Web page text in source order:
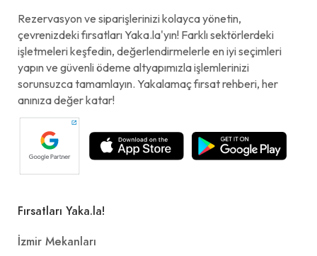
Rezervasyon ve siparişlerinizi kolayca yönetin,
çevrenizdeki fırsatları Yaka.la'yın! Farklı sektörlerdeki
işletmeleri keşfedin, değerlendirmelerle en iyi seçimleri
yapın ve güvenli ödeme altyapımızla işlemlerinizi
sorunsuzca tamamlayın. Yakalamaç fırsat rehberi, her
anınıza değer katar!
Fırsatları Yaka.la!
İzmir Mekanları